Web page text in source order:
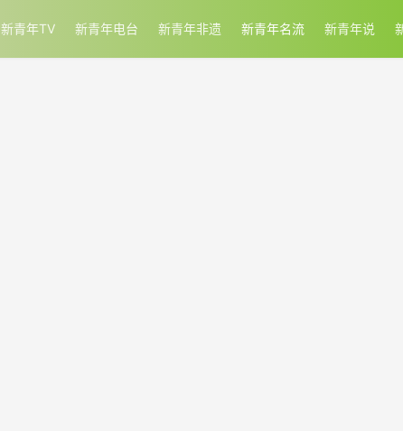
新青年TV 新青年电台 新青年非遗 新青年名流 新青年说